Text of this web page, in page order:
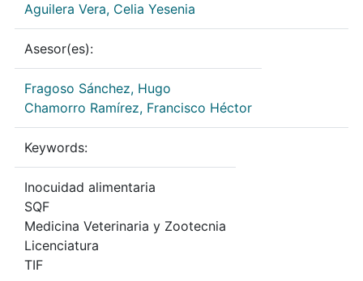
Aguilera Vera, Celia Yesenia
Asesor(es):
Fragoso Sánchez, Hugo
Chamorro Ramírez, Francisco Héctor
Keywords:
Inocuidad alimentaria
SQF
Medicina Veterinaria y Zootecnia
Licenciatura
TIF